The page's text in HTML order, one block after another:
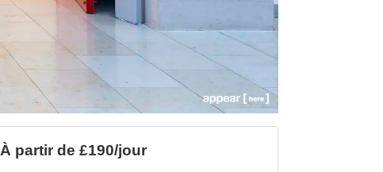
À partir de £190/jour